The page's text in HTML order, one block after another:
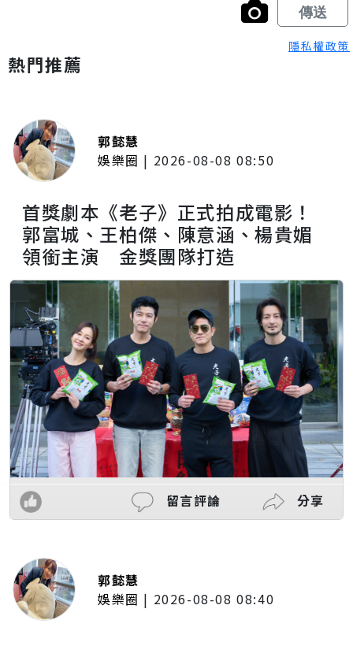
隱私權政策
熱門推薦
郭懿慧
娛樂圈 | 2026-08-08 08:50
首獎劇本《老子》正式拍成電影！
郭富城、王柏傑、陳意涵、楊貴媚
領銜主演 金獎團隊打造
留言評論 分享
郭懿慧
娛樂圈 | 2026-08-08 08:40